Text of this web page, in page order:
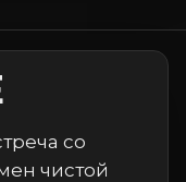
со
чистой